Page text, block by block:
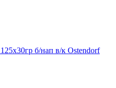
б/нап в/к Ostendorf